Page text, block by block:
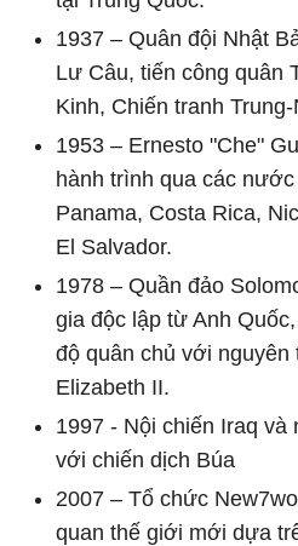
1937 – Quân đội Nhật
Lư Câu, tiến công quân
Kinh, Chiến tranh
1953 – Ernesto "Che"
hành trình qua các
Panama, Costa Rica,
El Salvador.
1978 – Quần đảo
gia độc lập từ Anh
độ quân chủ với nguyên
Elizabeth II.
1997 - Nội chiến Iraq
với chiến dịch Búa
2007 – Tổ chức
quan thế giới mới dựa